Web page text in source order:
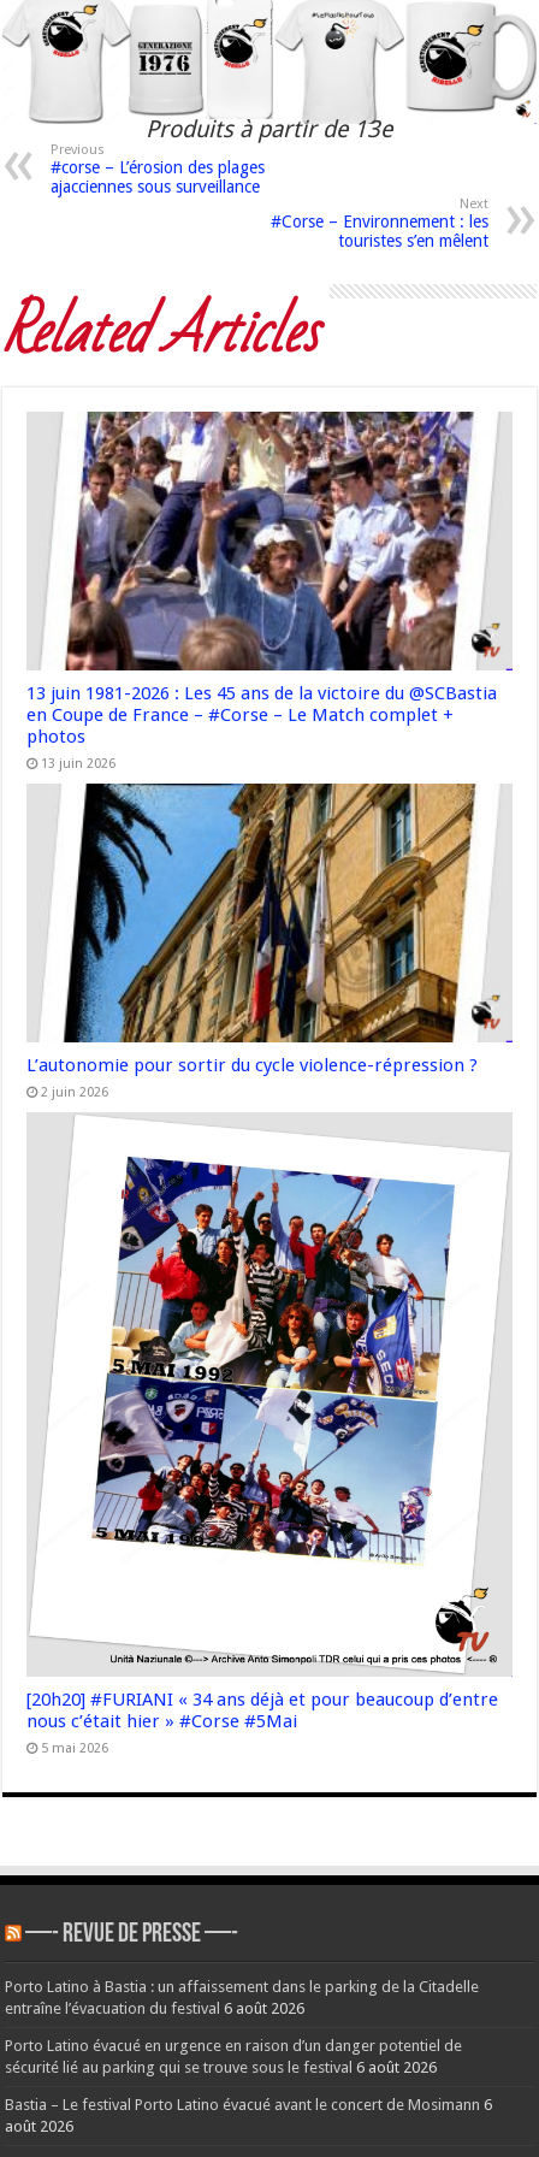
Produits à partir de 13e
Previous
#corse – L’érosion des plages
ajacciennes sous surveillance
Next
#Corse – Environnement : les
touristes s’en mêlent
Related Articles
13 juin 1981-2026 : Les 45 ans de la victoire du @SCBastia
en Coupe de France – #Corse – Le Match complet +
photos
13 juin 2026
L’autonomie pour sortir du cycle violence-répression ?
2 juin 2026
[20h20] #FURIANI « 34 ans déjà et pour beaucoup d’entre
nous c’était hier » #Corse #5Mai
5 mai 2026
—- REVUE DE PRESSE —-
Porto Latino à Bastia : un affaissement dans le parking de la Citadelle
entraîne l’évacuation du festival 6 août 2026
Porto Latino évacué en urgence en raison d’un danger potentiel de
sécurité lié au parking qui se trouve sous le festival 6 août 2026
Bastia – Le festival Porto Latino évacué avant le concert de Mosimann 6
août 2026